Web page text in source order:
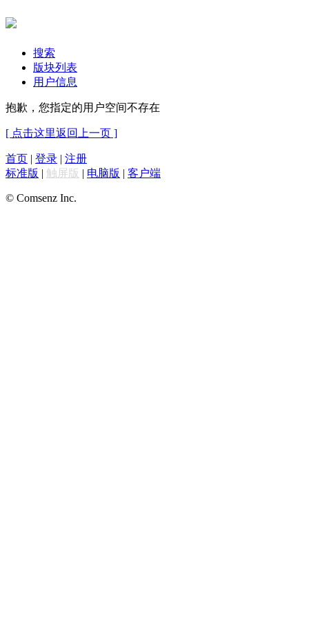
搜索
版块列表
用户信息
抱歉，您指定的用户空间不存在
[ 点击这里返回上一页 ]
首页 | 登录 | 注册
标准版 | 触屏版 | 电脑版 | 客户端
© Comsenz Inc.